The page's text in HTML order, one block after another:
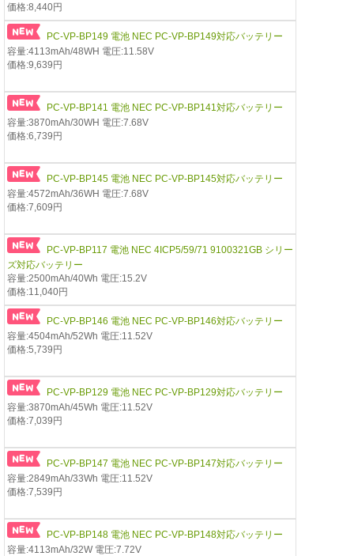
価格:8,440円
PC-VP-BP149 電池 NEC PC-VP-BP149対応バッテリー
容量:4113mAh/48WH 電圧:11.58V
価格:9,639円
PC-VP-BP141 電池 NEC PC-VP-BP141対応バッテリー
容量:3870mAh/30WH 電圧:7.68V
価格:6,739円
PC-VP-BP145 電池 NEC PC-VP-BP145対応バッテリー
容量:4572mAh/36WH 電圧:7.68V
価格:7,609円
PC-VP-BP117 電池 NEC 4ICP5/59/71 9100321GB シリー
ズ対応バッテリー
容量:2500mAh/40Wh 電圧:15.2V
価格:11,040円
PC-VP-BP146 電池 NEC PC-VP-BP146対応バッテリー
容量:4504mAh/52Wh 電圧:11.52V
価格:5,739円
PC-VP-BP129 電池 NEC PC-VP-BP129対応バッテリー
容量:3870mAh/45Wh 電圧:11.52V
価格:7,039円
PC-VP-BP147 電池 NEC PC-VP-BP147対応バッテリー
容量:2849mAh/33Wh 電圧:11.52V
価格:7,539円
PC-VP-BP148 電池 NEC PC-VP-BP148対応バッテリー
容量:4113mAh/32W 電圧:7.72V